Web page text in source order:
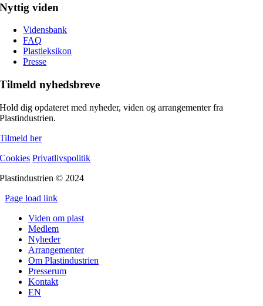
Nyttig viden
Vidensbank
FAQ
Plastleksikon
Presse
Tilmeld nyhedsbreve
Hold dig opdateret med nyheder, viden og arrangementer fra
Plastindustrien.
Tilmeld her
Cookies Privatlivspolitik
Plastindustrien © 2024
Page load link
Viden om plast
Medlem
Nyheder
Arrangementer
Om Plastindustrien
Presserum
Kontakt
EN